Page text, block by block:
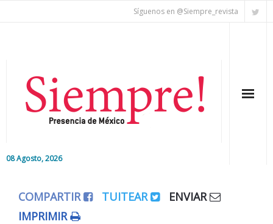
Síguenos en @Siempre_revista
08 Agosto, 2026
Editorial
COMPARTIR TUITEAR
ENVIAR
IMPRIMIR